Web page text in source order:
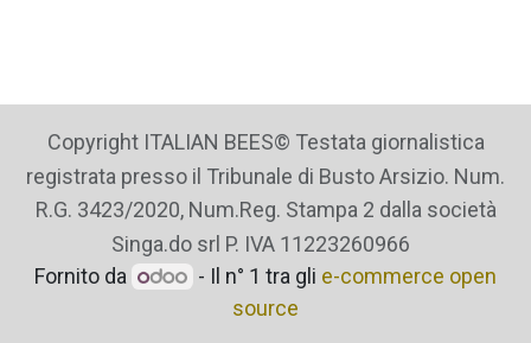
Copyright ITALIAN BEES© Testata giornalistica
registrata presso il Tribunale di Busto Arsizio. Num.
R.G. 3423/2020, Num.Reg. Stampa 2 dalla società
Singa.do srl P. IVA 11223260966
Fornito da
- Il n° 1 tra gli e-commerce open
source